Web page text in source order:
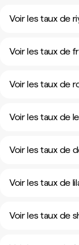
Voir les taux de
Voir les taux de
Voir les taux de
Voir les taux de
Voir les taux de
Voir les taux de
Voir les taux de